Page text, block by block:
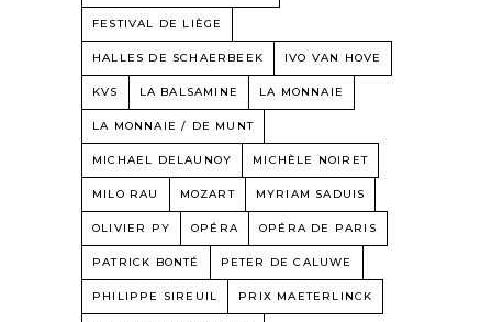
FESTIVAL DE LIÈGE
HALLES DE SCHAERBEEK IVO VAN HOVE
KVS LA BALSAMINE LA MONNAIE
LA MONNAIE / DE MUNT
MICHAEL DELAUNOY MICHÈLE NOIRET
MILO RAU MOZART MYRIAM SADUIS
OLIVIER PY OPÉRA OPÉRA DE PARIS
PATRICK BONTÉ PETER DE CALUWE
PHILIPPE SIREUIL PRIX MAETERLINCK